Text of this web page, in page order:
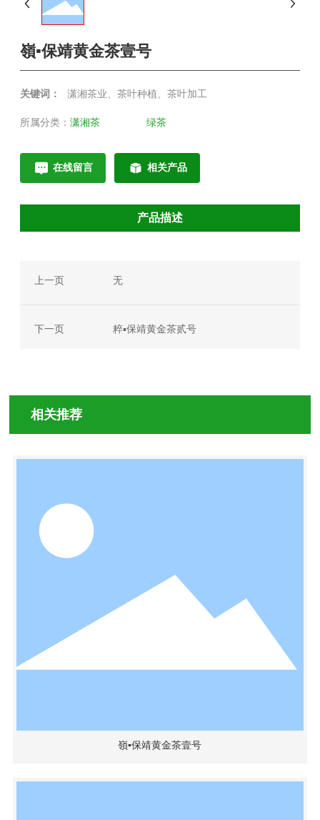
嶺▪保靖黄金茶壹号
关键词： 潇湘茶业、茶叶种植、茶叶加工
所属分类：潇湘茶 绿茶
在线留言 相关产品
产品描述
上一页 无
下一页 粹▪保靖黄金茶贰号
相关推荐
嶺▪保靖黄金茶壹号